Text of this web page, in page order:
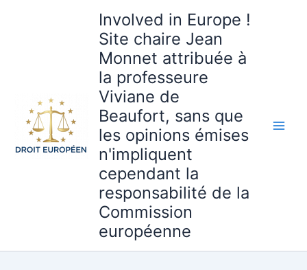
Involved in Europe !
Site chaire Jean
Monnet attribuée à
la professeure
Viviane de
Beaufort, sans que
les opinions émises
n'impliquent
cependant la
responsabilité de la
Commission
européenne